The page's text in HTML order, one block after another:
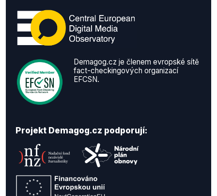
Demagog.cz je členem evropské sítě
fact-checkingových organizací
EFCSN.
Projekt Demagog.cz podporují: